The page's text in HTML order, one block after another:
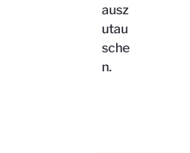
ausz
utau
sche
n.